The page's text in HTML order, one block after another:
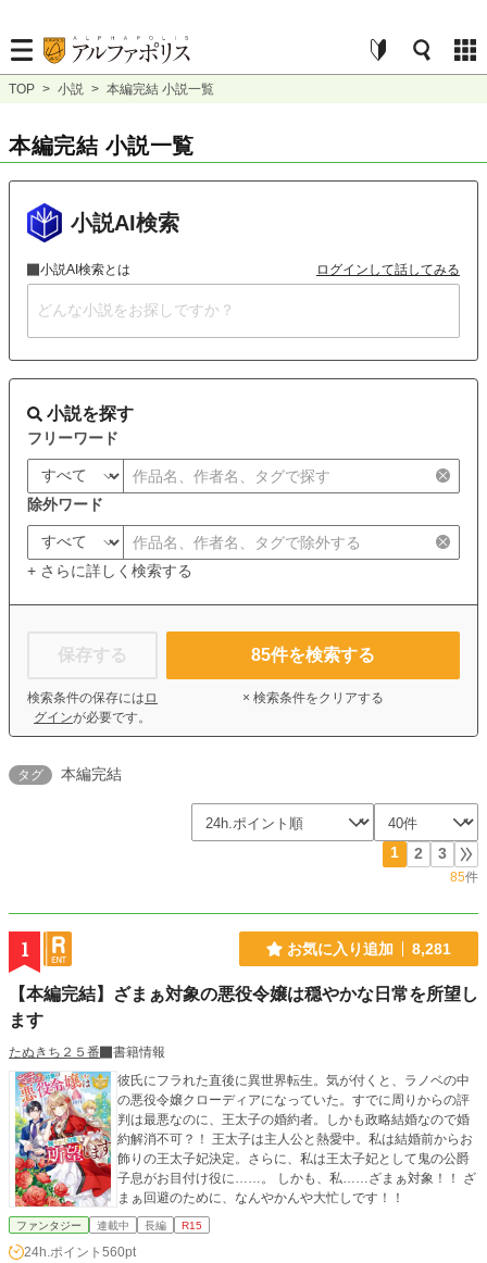
TOP > 小説 > 本編完結 小説一覧
本編完結 小説一覧
小説AI検索
小説AI検索とは ログインして話してみる
小説を探す
フリーワード
除外ワード
+ さらに詳しく検索する
保存する
検索条件の保存には ロ
グインが必要です。
85件を検索する
× 検索条件をクリアする
タグ 本編完結
1 2 3
85件
1 お気に入り追加 8,281
【本編完結】ざまぁ対象の悪役令嬢は穏やかな日常を所望し
ます
たぬきち２５番
書籍情報
彼氏にフラれた直後に異世界転生。気が付くと、ラノベの中
の悪役令嬢クローディアになっていた。すでに周りからの評
判は最悪なのに、王太子の婚約者。しかも政略結婚なので婚
約解消不可？！ 王太子は主人公と熱愛中。私は結婚前からお
飾りの王太子妃決定。さらに、私は王太子妃として鬼の公爵
子息がお目付け役に……。 しかも、私……ざまぁ対象！！ ざ
まぁ回避のために、なんやかんや大忙しです！！
ファンタジー 連載中 長編 R15
24h.ポイント 560pt